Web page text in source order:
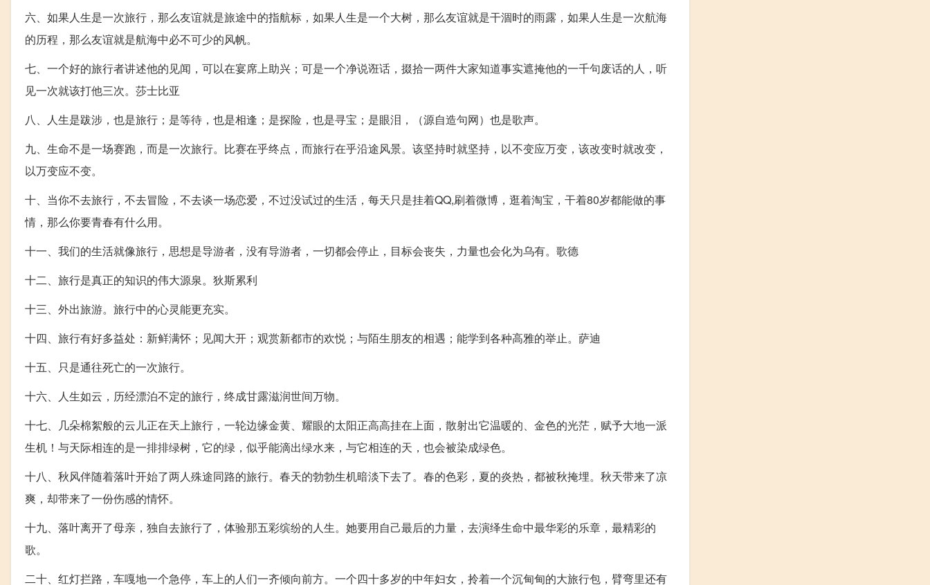
六、如果人生是一次旅行，那么友谊就是旅途中的指航标，如果人生是一个大树，那么友谊就是干涸时的雨露，如果人生是一次航海
的历程，那么友谊就是航海中必不可少的风帆。
七、一个好的旅行者讲述他的见闻，可以在宴席上助兴；可是一个净说诳话，掇拾一两件大家知道事实遮掩他的一千句废话的人，听
见一次就该打他三次。莎士比亚
八、人生是跋涉，也是旅行；是等待，也是相逢；是探险，也是寻宝；是眼泪，（源自造句网）也是歌声。
九、生命不是一场赛跑，而是一次旅行。比赛在乎终点，而旅行在乎沿途风景。该坚持时就坚持，以不变应万变，该改变时就改变，
以万变应不变。
十、当你不去旅行，不去冒险，不去谈一场恋爱，不过没试过的生活，每天只是挂着QQ,刷着微博，逛着淘宝，干着80岁都能做的事
情，那么你要青春有什么用。
十一、我们的生活就像旅行，思想是导游者，没有导游者，一切都会停止，目标会丧失，力量也会化为乌有。歌德
十二、旅行是真正的知识的伟大源泉。狄斯累利
十三、外出旅游。旅行中的心灵能更充实。
十四、旅行有好多益处：新鲜满怀；见闻大开；观赏新都市的欢悦；与陌生朋友的相遇；能学到各种高雅的举止。萨迪
十五、只是通往死亡的一次旅行。
十六、人生如云，历经漂泊不定的旅行，终成甘露滋润世间万物。
十七、几朵棉絮般的云儿正在天上旅行，一轮边缘金黄、耀眼的太阳正高高挂在上面，散射出它温暖的、金色的光茫，赋予大地一派
生机！与天际相连的是一排排绿树，它的绿，似乎能滴出绿水来，与它相连的天，也会被染成绿色。
十八、秋风伴随着落叶开始了两人殊途同路的旅行。春天的勃勃生机暗淡下去了。春的色彩，夏的炎热，都被秋掩埋。秋天带来了凉
爽，却带来了一份伤感的情怀。
十九、落叶离开了母亲，独自去旅行了，体验那五彩缤纷的人生。她要用自己最后的力量，去演绎生命中最华彩的乐章，最精彩的
歌。
二十、红灯拦路，车嘎地一个急停，车上的人们一齐倾向前方。一个四十多岁的中年妇女，拎着一个沉甸甸的大旅行包，臂弯里还有